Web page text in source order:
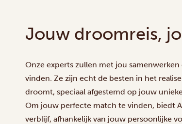
Jouw droomreis,
Onze experts zullen met jou
vinden. Ze zijn echt de besten in het
droomt, speciaal afgestemd op jouw
Om jouw perfecte match te vinden, biedt
verblijf, afhankelijk van jouw persoonlijke